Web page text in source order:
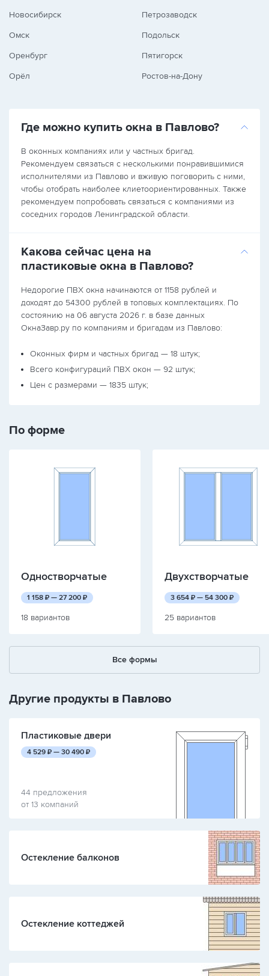
Новосибирск
Омск
Оренбург
Орёл
Петрозаводск
Подольск
Пятигорск
Ростов-на-Дону
Где можно купить окна в Павлово?
В оконных компаниях или у частных бригад.
Рекомендуем связаться с несколькими понравившимися
исполнителями из Павлово и вживую поговорить с ними,
чтобы отобрать наиболее клиетоориентированных. Также
рекомендуем попробовать связаться с компаниями из
соседних городов Ленинградской области.
Какова сейчас цена на
пластиковые окна в Павлово?
Недорогие ПВХ окна начинаются от 1158 рублей и
доходят до 54300 рублей в топовых комплектациях. По
состоянию на 06 августа 2026 г. в базе данных
ОкнаЗавр.ру по компаниям и бригадам из Павлово:
Оконных фирм и частных бригад — 18 штук;
Всего конфигураций ПВХ окон — 92 штук;
Цен с размерами — 1835 штук;
По форме
Одностворчатые
1 158 руб.
₽ — 27 200 руб.
₽
18 вариантов
Двухстворчатые
3 654 руб.
₽ — 54 300 руб.
₽
25 вариантов
Все формы
Другие продукты в Павлово
Пластиковые двери
4 529 руб.
₽ — 30 490 руб.
₽
44 предложения
от 13 компаний
Остекление балконов
Остекление коттеджей